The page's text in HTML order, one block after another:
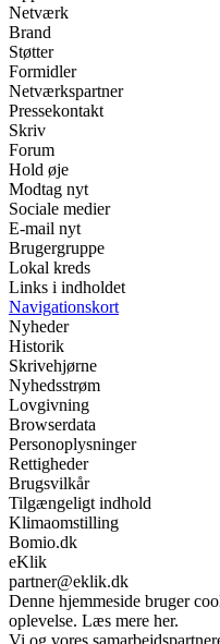
Netværk
Brand
Støtter
Formidler
Netværkspartner
Pressekontakt
Skriv
Forum
Hold øje
Modtag nyt
Sociale medier
E-mail nyt
Brugergruppe
Lokal kreds
Links i indholdet
Navigationskort
Nyheder
Historik
Skrivehjørne
Nyhedsstrøm
Lovgivning
Browserdata
Personoplysninger
Rettigheder
Brugsvilkår
Tilgængeligt indhold
Klimaomstilling
Bomio.dk
eKlik
partner@eklik.dk
Denne hjemmeside bruger
oplevelse. Læs mere her.